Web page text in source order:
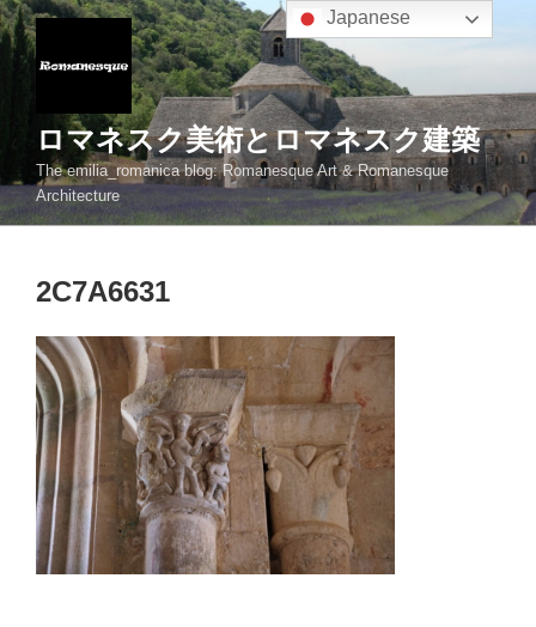
コ
ン
ス
キ
ロマネスク美術とロマネスク建築
The emilia_romanica blog: Romanesque Art & Romanesque
Architecture
2C7A6631
Japanese